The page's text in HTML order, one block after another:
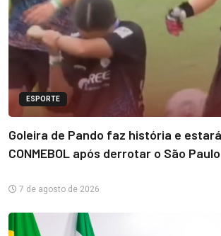
ESPORTE
Goleira de Pando faz história e
CONMEBOL após derrotar o São Paulo
7 de agosto de 2026